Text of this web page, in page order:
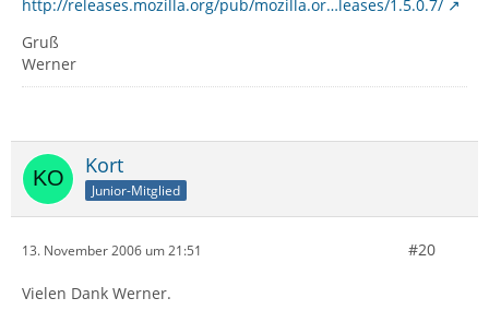
http://releases.mozilla.org/pub/mozilla.or…leases/1.5.0.7/
Gruß
Werner
Kort
Junior-Mitglied
13. November 2006 um 21:51 #20
Vielen Dank Werner.